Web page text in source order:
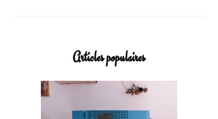
Articles populaires